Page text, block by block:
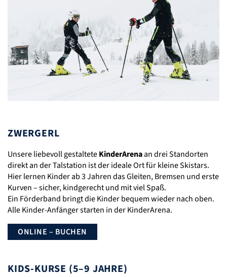
ZWERGERL
Unsere liebevoll gestalteteKinderArenaan drei Standorten
direkt an der Talstation ist der ideale Ort für kleine Skistars.
Hier lernen Kinder ab 3 Jahren das Gleiten, Bremsen und erste
Kurven – sicher, kindgerecht und mit viel Spaß.
Ein Förderband bringt die Kinder bequem wieder nach oben.
Alle Kinder-Anfänger starten in der KinderArena.
ONLINE – BUCHEN
KIDS-KURSE (5–9 JAHRE)